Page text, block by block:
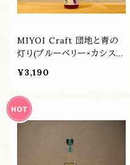
MIYOI Craft 団地と青の
灯り(ブルーベリー×カシス×
¥3,190